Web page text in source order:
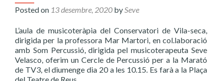
Posted on 13 desembre, 2020 bySeve
L’aula de musicoteràpia del Conservatori de Vila-seca,
dirigida per la professora Mar Martori, en col.laboració
amb Som Percussió, dirigida pel musicoterapeuta Seve
Velasco, oferim un Cercle de Percussió per a la Marató
de TV3, el diumenge dia 20 a les 10.15. Es farà a la Plaça